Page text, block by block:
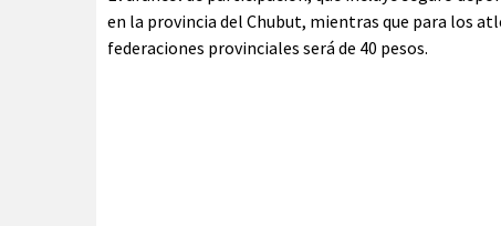
en la provincia del Chubut, mientras que para los
federaciones provinciales será de 40 pesos.